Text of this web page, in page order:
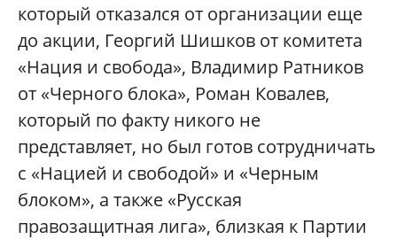
который отказался от организации еще
до акции, Георгий Шишков от комитета
«Нация и свобода», Владимир Ратников
от «Черного блока», Роман Ковалев,
который по факту никого не
представляет, но был готов сотрудничать
с «Нацией и свободой» и «Черным
блоком», а также «Русская
правозащитная лига», близкая к Партии